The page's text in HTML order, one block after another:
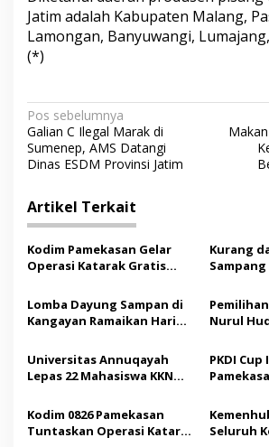
Jatim adalah Kabupaten Malang,
Lamongan, Banyuwangi,
(*)
N
a
v
i
g
a
s
i
p
o
s
Pos sebelumnya
Galian C Ilegal Marak di
Sumenep, AMS Datangi
Dinas ESDM Provinsi Jatim
Artikel Terkait
Kodim Pamekasan Gelar
Operasi Katarak Gratis
Kurang
Lomba Dayung Sampan di
Kangayan Ramaikan Hari
Sumenep
Nurul
Universitas Annuqayah
Lepas 22 Mahasiswa KKN
Saudi
PKDI
Madura
Kodim 0826 Pamekasan
Tuntaskan Operasi Katarak
Seluruh